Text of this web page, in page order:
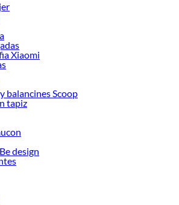
proyectos de decoración, estamos aquí para hacer
y encuentra todo lo que tenemos para ofrecerte en
de Interruptores Triples en Sodimac
de calidad para tus proyectos y
y descubre todo lo que tenemos para
de productos de Interruptores Triples en
necesario para tus proyectos de renovación y
tus ideas realidad!
Xiaomi
balancines Scoop
tapiz
design